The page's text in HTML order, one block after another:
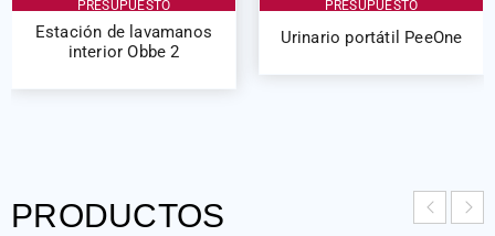
PRESUPUESTO
Estación de lavamanos
interior Obbe 2
PRESUPUESTO
Urinario portátil PeeOne
PRODUCTOS